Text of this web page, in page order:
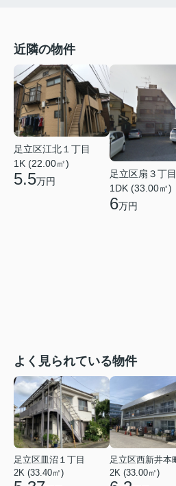
近隣の物件
足立区江北１丁目
1K (22.00㎡)
5.5万円
足立区扇３丁目
1DK (33.00㎡)
6万円
よく見られている物件
足立区皿沼１丁目
2K (33.40㎡)
2K (33.00㎡)